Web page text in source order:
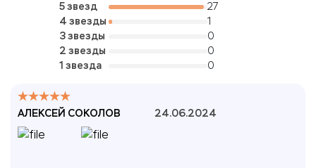
5 звезд
27
4 звезды
1
3 звезды
0
2 звезды
0
1 звезда
0
АЛЕКСЕЙ СОКОЛОВ 24.06.2024